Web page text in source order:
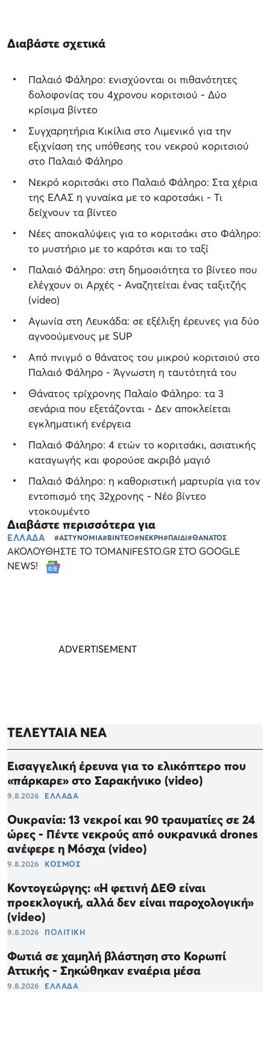
Διαβάστε σχετικά
Παλαιό Φάληρο: ενισχύονται οι πιθανότητες
δολοφονίας του 4χρονου κοριτσιού - Δύο
κρίσιμα βίντεο
Συγχαρητήρια Κικίλια στο Λιμενικό για την
εξιχνίαση της υπόθεσης του νεκρού κοριτσιού
στο Παλαιό Φάληρο
Νεκρό κοριτσάκι στο Παλαιό Φάληρο: Στα χέρια
της ΕΛΑΣ η γυναίκα με το καροτσάκι - Τι
δείχνουν τα βίντεο
Νέες αποκαλύψεις για το κοριτσάκι στο Φάληρο:
το μυστήριο με το καρότσι και το ταξί
Παλαιό Φάληρο: στη δημοσιότητα το βίντεο που
ελέγχουν οι Αρχές - Αναζητείται ένας ταξιτζής
(video)
Αγωνία στη Λευκάδα: σε εξέλιξη έρευνες για δύο
αγνοούμενους με SUP
Από πνιγμό ο θάνατος του μικρού κοριτσιού στο
Παλαιό Φάληρο - Άγνωστη η ταυτότητά του
Θάνατος τρίχρονης Παλαίο Φάληρο: τα 3
σενάρια που εξετάζονται - Δεν αποκλείεται
εγκληματική ενέργεια
Παλαιό Φάληρο: 4 ετών το κοριτσάκι, ασιατικής
καταγωγής και φορούσε ακριβό μαγιό
Παλαιό Φάληρο: η καθοριστική μαρτυρία για τον
εντοπισμό της 32χρονης - Νέο βίντεο
ντοκουμέντο
Διαβάστε περισσότερα για
ΕΛΛΑΔΑ #ΑΣΤΥΝΟΜΙΑ#ΒΙΝΤΕΟ#ΝΕΚΡΗ#ΠΑΙΔΙ#ΘΑΝΑΤΟΣ
ΑΚΟΛΟΥΘΗΣΤΕ ΤΟ TOMANIFESTO.GR ΣΤΟ GOOGLE
NEWS!
ΤΕΛΕΥΤΑΙΑ ΝΕΑ
Εισαγγελική έρευνα για το ελικόπτερο που
«πάρκαρε» στο Σαρακήνικο (video)
9.8.2026 ΕΛΛΑΔΑ
Ουκρανία: 13 νεκροί και 90 τραυματίες σε 24
ώρες - Πέντε νεκρούς από ουκρανικά drones
ανέφερε η Μόσχα (video)
9.8.2026 ΚΟΣΜΟΣ
Κοντογεώργης: «Η φετινή ΔΕΘ είναι
προεκλογική, αλλά δεν είναι παροχολογική»
(video)
9.8.2026 ΠΟΛΙΤΙΚΗ
Φωτιά σε χαμηλή βλάστηση στο Κορωπί
Αττικής - Σηκώθηκαν εναέρια μέσα
9.8.2026 ΕΛΛΑΔΑ